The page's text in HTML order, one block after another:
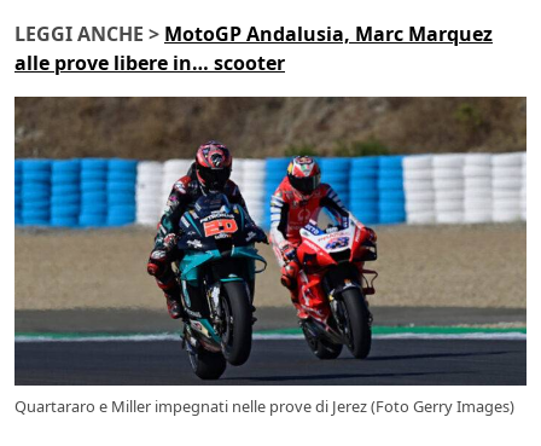
LEGGI ANCHE > MotoGP Andalusia, Marc Marquez
alle prove libere in… scooter
Quartararo e Miller impegnati nelle prove di Jerez (Foto Gerry Images)